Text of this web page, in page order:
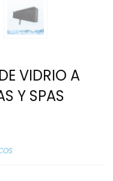
VIDRIO A
Y SPAS